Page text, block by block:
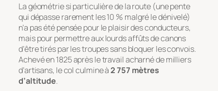
La géométrie si particulière de la route (une pente
qui dépasse rarement les 10 % malgré le dénivelé)
n’a pas été pensée pour le plaisir des conducteurs,
mais pour permettre aux lourds affûts de canons
d’être tirés par les troupes sans bloquer les convois.
Achevé en 1825 après le travail acharné de milliers
d’artisans, le col culmine à2 757 mètres
d’altitude.